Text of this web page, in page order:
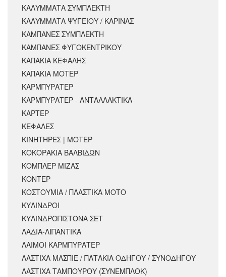
ΚΑΛΥΜΜΑΤΑ ΣΥΜΠΛΕΚΤΗ
ΚΑΛΥΜΜΑΤΑ ΨΥΓΕΙΟΥ / ΚΑΡΙΝΑΣ
ΚΑΜΠΑΝΕΣ ΣΥΜΠΛΕΚΤΗ
ΚΑΜΠΑΝΕΣ ΦΥΓΟΚΕΝΤΡΙΚΟΥ
ΚΑΠΑΚΙΑ ΚΕΦΑΛΗΣ
ΚΑΠΑΚΙΑ ΜΟΤΕΡ
ΚΑΡΜΠΥΡΑΤΕΡ
ΚΑΡΜΠΥΡΑΤΕΡ - ΑΝΤΑΛΛΑΚΤΙΚΑ
ΚΑΡΤΕΡ
ΚΕΦΑΛΕΣ
ΚΙΝΗΤΗΡΕΣ | ΜΟΤΕΡ
ΚΟΚΟΡΑΚΙΑ ΒΑΛΒΙΔΩΝ
ΚΟΜΠΛΕΡ ΜΙΖΑΣ
ΚΟΝΤΕΡ
ΚΟΣΤΟΥΜΙΑ / ΠΛΑΣΤΙΚΑ ΜΟΤΟ
ΚΥΛΙΝΔΡΟΙ
ΚΥΛΙΝΔΡΟΠΙΣΤΟΝΑ ΣΕΤ
ΛΑΔΙΑ-ΛΙΠΑΝΤΙΚΑ
ΛΑΙΜΟΙ ΚΑΡΜΠΥΡΑΤΕΡ
ΛΑΣΤΙΧΑ ΜΑΣΠΙΕ / ΠΑΤΑΚΙΑ ΟΔΗΓΟΥ / ΣΥΝΟΔΗΓΟΥ
ΛΑΣΤΙΧΑ ΤΑΜΠΟΥΡΟΥ (ΣΥΝΕΜΠΛΟΚ)